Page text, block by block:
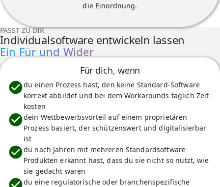
die Einordnung.
PASST ZU DIR
Individualsoftware entwickeln lassen
Ein Für und Wider
Für dich, wenn
du einen Prozess hast, den keine Standard-Software
korrekt abbildet und bei dem Workarounds täglich Zeit
kosten
dein Wettbewerbsvorteil auf einem proprietären
Prozess basiert, der schützenswert und digitalisierbar
ist
du nach Jahren mit mehreren Standardsoftware-
Produkten erkannt hast, dass du sie nicht so nutzt, wie
sie gedacht waren
du eine regulatorische oder branchenspezifische